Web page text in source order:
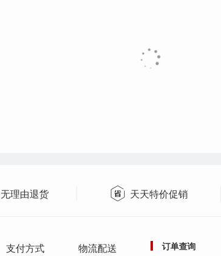
理由退货 天天特价促销
支付方式 物流配送 订单查询